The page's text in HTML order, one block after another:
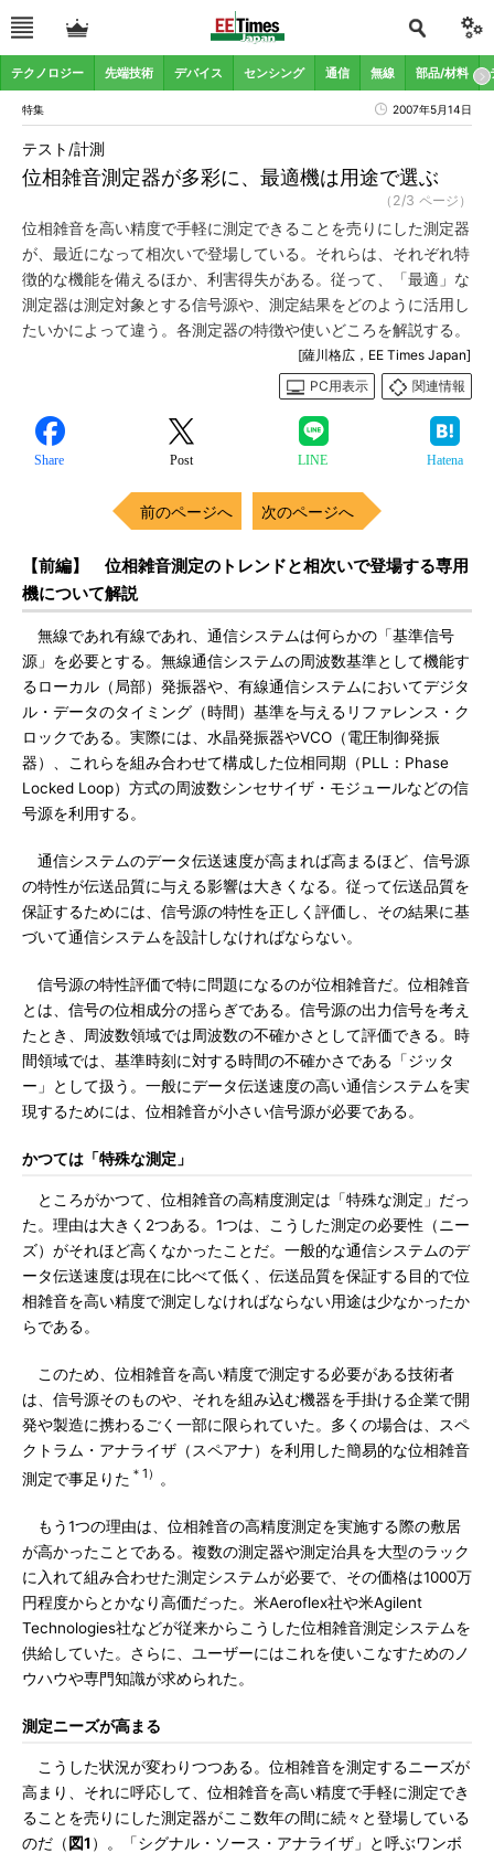
テクノロジー 先端技術 デバイス センシング 通信 無線 部品/材料
特集 2007年5月14日
位相雑音測定器が多彩に、最適機は用途で選ぶ
テスト/計測
（2/3 ページ）
位相雑音を高い精度で手軽に測定できることを売りにした測定器
が、最近になって相次いで登場している。それらは、それぞれ特
徴的な機能を備えるほか、利害得失がある。従って、「最適」な
測定器は測定対象とする信号源や、測定結果をどのように活用し
たいかによって違う。各測定器の特徴や使いどころを解説する。
[薩川格広，EE Times Japan]
PC用表示
関連情報
Share Post LINE Hatena
前のページへ 次のページへ
【前編】 位相雑音測定のトレンドと相次いで登場する専用
機について解説
無線であれ有線であれ、通信システムは何らかの「基準信号
源」を必要とする。無線通信システムの周波数基準として機能す
るローカル（局部）発振器や、有線通信システムにおいてデジタ
ル・データのタイミング（時間）基準を与えるリファレンス・ク
ロックである。実際には、水晶発振器やVCO（電圧制御発振
器）、これらを組み合わせて構成した位相同期（PLL：Phase
Locked Loop）方式の周波数シンセサイザ・モジュールなどの信
号源を利用する。
通信システムのデータ伝送速度が高まれば高まるほど、信号源
の特性が伝送品質に与える影響は大きくなる。従って伝送品質を
保証するためには、信号源の特性を正しく評価し、その結果に基
づいて通信システムを設計しなければならない。
信号源の特性評価で特に問題になるのが位相雑音だ。位相雑音
とは、信号の位相成分の揺らぎである。信号源の出力信号を考え
たとき、周波数領域では周波数の不確かさとして評価できる。時
間領域では、基準時刻に対する時間の不確かさである「ジッタ
ー」として扱う。一般にデータ伝送速度の高い通信システムを実
現するためには、位相雑音が小さい信号源が必要である。
かつては「特殊な測定」
ところがかつて、位相雑音の高精度測定は「特殊な測定」だっ
た。理由は大きく2つある。1つは、こうした測定の必要性（ニー
ズ）がそれほど高くなかったことだ。一般的な通信システムのデ
ータ伝送速度は現在に比べて低く、伝送品質を保証する目的で位
相雑音を高い精度で測定しなければならない用途は少なかったか
らである。
このため、位相雑音を高い精度で測定する必要がある技術者
は、信号源そのものや、それを組み込む機器を手掛ける企業で開
発や製造に携わるごく一部に限られていた。多くの場合は、スペ
クトラム・アナライザ（スペアナ）を利用した簡易的な位相雑音
測定で事足りた ＊1） 。
もう1つの理由は、位相雑音の高精度測定を実施する際の敷居
が高かったことである。複数の測定器や測定治具を大型のラック
に入れて組み合わせた測定システムが必要で、その価格は1000万
円程度からとかなり高価だった。米Aeroflex社や米Agilent
Technologies社などが従来からこうした位相雑音測定システムを
供給していた。さらに、ユーザーにはこれを使いこなすためのノ
ウハウや専門知識が求められた。
測定ニーズが高まる
こうした状況が変わりつつある。位相雑音を測定するニーズが
高まり、それに呼応して、位相雑音を高い精度で手軽に測定でき
ることを売りにした測定器がここ数年の間に続々と登場している
のだ（図1 ）。「シグナル・ソース・アナライザ」と呼ぶワンボ